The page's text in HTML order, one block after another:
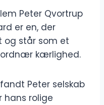
Peter Qvortrup
er en, der
og står som et
kærlighed.
Peter selskab
hans rolige